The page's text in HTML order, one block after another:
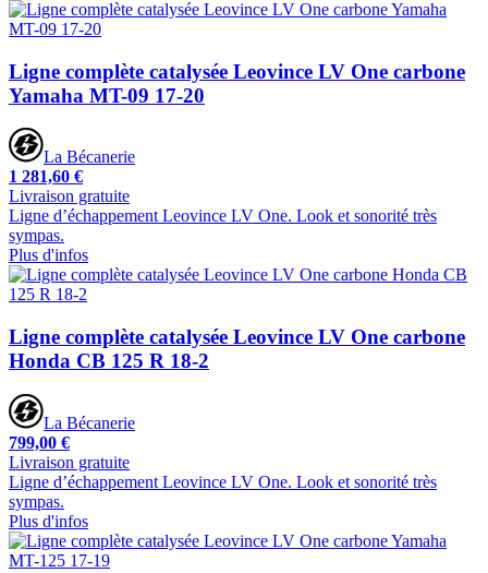
Ligne complète catalysée Leovince LV One carbone
Yamaha MT-09 17-20
La Bécanerie
1 281,60 €
Livraison gratuite
Ligne d’échappement Leovince LV One. Look et sonorité très
sympas.
Plus d'infos
Ligne complète catalysée Leovince LV One carbone
Honda CB 125 R 18-2
La Bécanerie
799,00 €
Livraison gratuite
Ligne d’échappement Leovince LV One. Look et sonorité très
sympas.
Plus d'infos